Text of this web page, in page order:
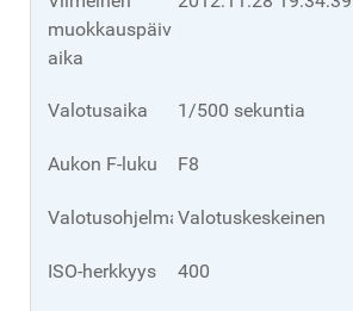
muokkauspäivä/-
aika
Valotusaika 1/500 sekuntia
Aukon F-luku F8
ValotusohjelmaValotuskeskeinen
ISO-herkkyys 400